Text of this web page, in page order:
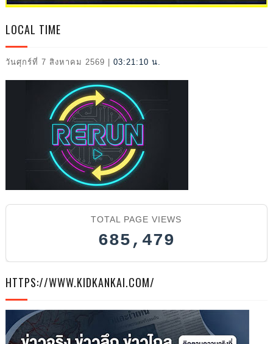
2026
LOCAL TIME
วันศุกร์ที่ 7 สิงหาคม 2569 03:21:11 น.
TOTAL PAGE VIEWS
685,479
HTTPS://WWW.KIDKANKAI.COM/